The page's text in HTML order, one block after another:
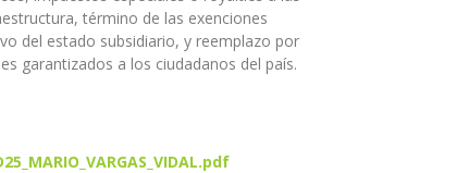
término de las exenciones
del estado subsidiario, y reemplazo por
garantizados a los ciudadanos del país.